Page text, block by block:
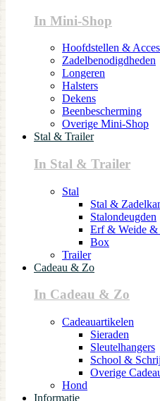
In Mini-Shop
Hoofdstellen &
Zadelbenodigdheden
Longeren
Halsters
Dekens
Beenbescherming
Overige Mini-Shop
Stal & Trailer
In Stal & Trailer
Stal
Stal &
Stalondeugden
Erf & Weide &
Box
Trailer
Cadeau & Zo
In Cadeau & Zo
Cadeauartikelen
Sieraden
Sleutelhangers
School &
Overige
Hond
Informatie